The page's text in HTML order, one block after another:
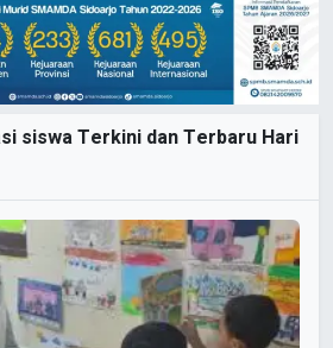
siswa Terkini dan Terbaru Hari